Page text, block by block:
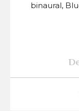
binaural,